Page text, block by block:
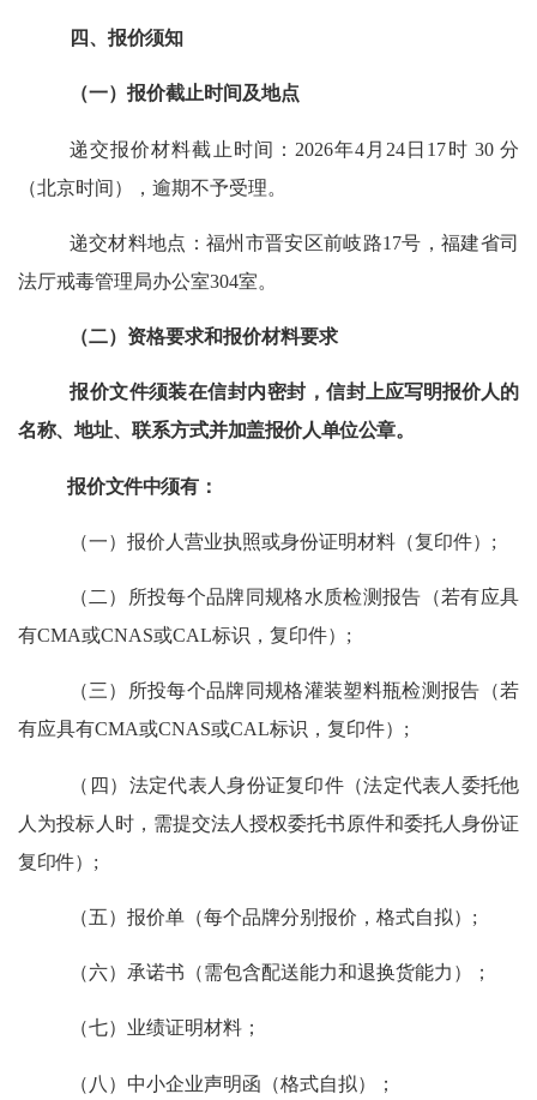
四、报价须知
（一）报价截止时间及地点
递交报价材料截止时间 ： 2026年4 月 24 日 17时 30 分
（北京时间）
，逾期不予受理。
递交材料地点 ：福州市晋安区前岐路17号， 福建省司
法厅戒毒管理局办公室304室。
（二） 资格要求和报价材料要求
报价文件须装在信封内密封，信封上应写明报价人的
名称、 地址、 联系方式并加盖报价人单位公章。
报价文件中须有：
（一）报价人营业执照或身份证明材料（复印件） ;
（二） 所投每个品牌同规格水质检测报告（若有应具
有CMA或CNAS或CAL标识 ，复印件） ;
（三）所投每个品牌同规格灌装塑料瓶检测报告（若
有应具有CMA或CNAS或CAL标识 ，复印件） ;
（四） 法定代表人身份证复印件（法定代表人委托他
人为投标人时，需提交法人授权委托书原件和委托人身份证
复印件） ;
（五）报价单（每个品牌分别报价，格式自拟） ;
（六） 承诺书 （需包含配送能力和退换货能力）；
（七）业绩证明材料；
（八）中小企业声明函（格式自拟）；